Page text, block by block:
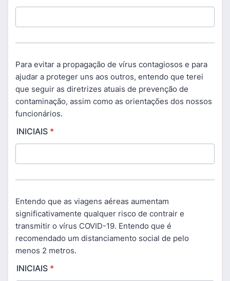
Para evitar a propagação de vírus contagiosos e para
ajudar a proteger uns aos outros, entendo que terei
que seguir as diretrizes atuais de prevenção de
contaminação, assim como as orientações dos nossos
funcionários.
INICIAIS *
Entendo que as viagens aéreas aumentam
significativamente qualquer risco de contrair e
transmitir o vírus COVID-19. Entendo que é
recomendado um distanciamento social de pelo
menos 2 metros.
INICIAIS *